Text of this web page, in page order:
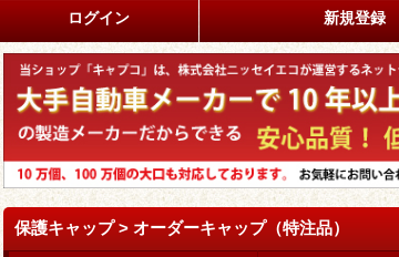
ログイン 新規登録
保護キャップ > オーダーキャップ（特注品）